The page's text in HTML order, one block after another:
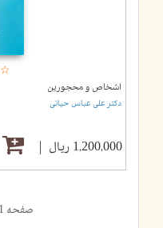
☆
★
اشخاص و محجورین
دکتر علی عباس حیاتی
1,200,000 ریال
صفحه 1 از 3